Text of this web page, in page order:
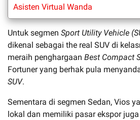
Asisten Virtual Wanda
Untuk segmen Sport Utility Vehicle
dikenal sebagai the real SUV di
meraih penghargaan Best Compact
Fortuner yang berhak pula
SUV.
Sementara di segmen Sedan, Vios
lokal dan memiliki pasar ekspor